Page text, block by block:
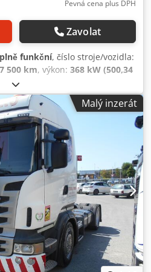
Pevná cena plus DPH
Zavolat
plně funkční, číslo stroje/vozidla:
500 km, výkon: 368 kW (500,34
, typ paliva:
845 kg, celková hmotnost:
315/80/22.5, stav
náprav:
600 l, barva:
automatický
, délka ložné plochy:
ABS, Tachograf,
elektrické ovládání oken,
(ESP), hydraulika,
nízká hlučnost, palubní
světla, registrace
vozu, spojler, tempomat,
sedadla, řízení trakce
převodovka se spojkovým
Malý inzerát